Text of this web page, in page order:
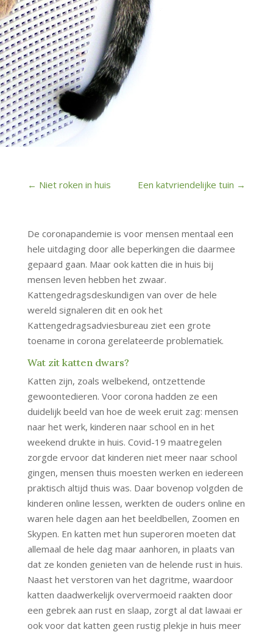
← Niet roken in huis Een katvriendelijke tuin →
De coronapandemie is voor mensen mentaal een
hele uitdaging door alle beperkingen die daarmee
gepaard gaan. Maar ook katten die in huis bij
mensen leven hebben het zwaar.
Kattengedragsdeskundigen van over de hele
wereld signaleren dit en ook het
Kattengedragsadviesbureau ziet een grote
toename in corona gerelateerde problematiek.
Wat zit katten dwars?
Katten zijn, zoals welbekend, ontzettende
gewoontedieren. Voor corona hadden ze een
duidelijk beeld van hoe de week eruit zag: mensen
naar het werk, kinderen naar school en in het
weekend drukte in huis. Covid-19 maatregelen
zorgde ervoor dat kinderen niet meer naar school
gingen, mensen thuis moesten werken en iedereen
praktisch altijd thuis was. Daar bovenop volgden de
kinderen online lessen, werkten de ouders online en
waren hele dagen aan het beeldbellen, Zoomen en
Skypen. En katten met hun superoren moeten dat
allemaal de hele dag maar aanhoren, in plaats van
dat ze konden genieten van de helende rust in huis.
Naast het verstoren van het dagritme, waardoor
katten daadwerkelijk oververmoeid raakten door
een gebrek aan rust en slaap, zorgt al dat lawaai er
ook voor dat katten geen rustig plekje in huis meer